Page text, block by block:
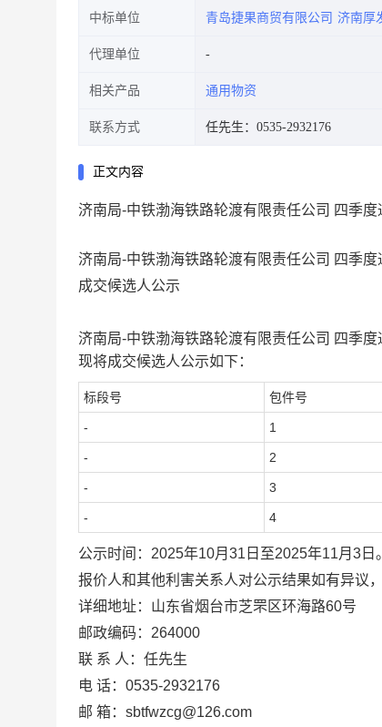
中标单位 青岛捷果商贸有限公司 济南厚
代理单位
相关产品 通用物资
联系方式 任先生：0535-2932176
正文内容
济南局-中铁渤海铁路轮渡有限责任公司 四季
济南局-中铁渤海铁路轮渡有限责任公司 四季度
成交候选人公示
济南局-中铁渤海铁路轮渡有限责任公司 四季
现将成交候选人公示如下：
标段号 包件号
- 1
- 2
- 3
- 4
公示时间： 2025年10月31日至2025年11月3日。
报价人和其他利害关系人对公示结果如有异议
详细地址：山东省烟台市芝罘区环海路60号
邮政编码：264000
联 系 人：任先生
电 话：0535-2932176
邮 箱：sbtfwzcg@126.com